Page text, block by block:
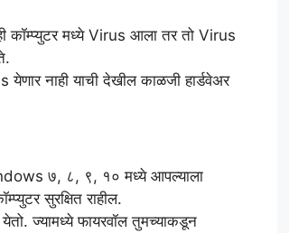
कॉम्प्युटर मध्ये Virus आला तर तो Virus
नाही याची देखील काळजी हार्डवेअर
७, ८, ९, १० मध्ये आपल्याला
सुरक्षित राहील.
ज्यामध्ये फायरवॉल तुमच्याकडून